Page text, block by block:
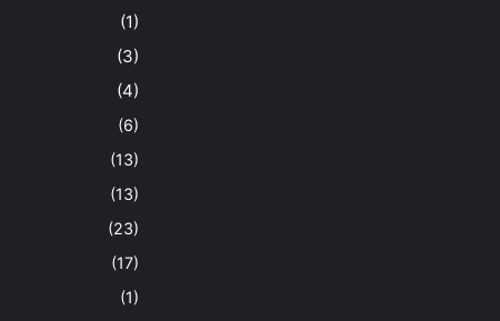
(1)
(3)
(4)
(6)
(13)
(13)
(23)
(17)
(1)